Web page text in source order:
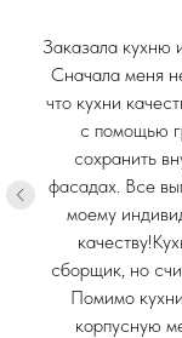
Заказала кухню
Сначала меня
что кухни
с помощью
сохранить
фасадах. Все
моему
сборщик, но
Помимо
корпусную